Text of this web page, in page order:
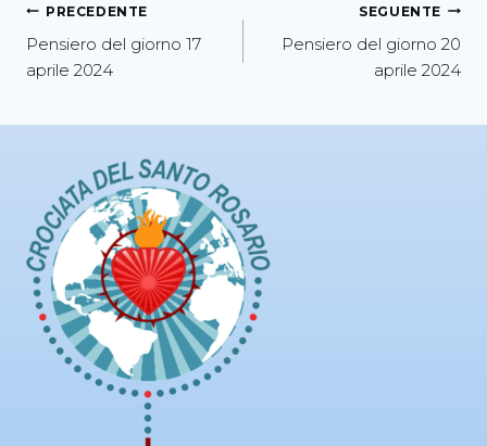
PRECEDENTE
Pensiero del giorno 17
aprile 2024
SEGUENTE
Pensiero del giorno 20
aprile 2024